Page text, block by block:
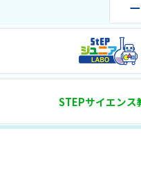
STEPサイエンス